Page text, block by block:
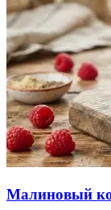
Малиновый